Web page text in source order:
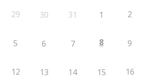
29 30 31 1 2
5 6 7 8 9
12 13 14 15 16